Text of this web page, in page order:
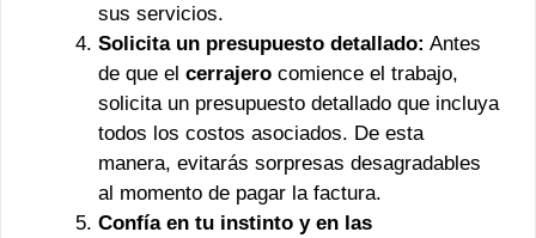
sus servicios.
Solicita un presupuesto detallado: Antes
de que el cerrajero comience el trabajo,
solicita un presupuesto detallado que incluya
todos los costos asociados. De esta
manera, evitarás sorpresas desagradables
al momento de pagar la factura.
Confía en tu instinto y en las